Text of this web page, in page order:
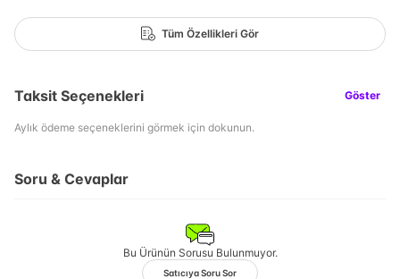
Tüm Özellikleri Gör
Taksit Seçenekleri Göster
Aylık ödeme seçeneklerini görmek için dokunun.
Soru & Cevaplar
Bu Ürünün Sorusu Bulunmuyor.
Satıcıya Soru Sor